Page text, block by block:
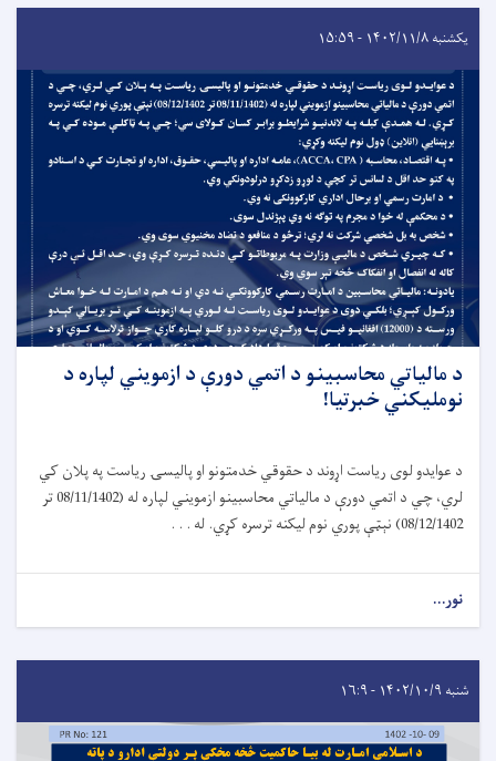
یکشنبه ۱۴۰۲/۱۱/۸ - ۱۵:۵۹
د مالياتي محاسبينو د اتمي دورې د ازمويني لپاره د
نومليکني خبرتیا!
د عوایدو لوی ریاست اړوند د حقوقي خدمتونو او پالیسۍ ریاست په پلان کي
لري، چي د اتمي دورې د مالیاتي محاسبینو ازمویني لپاره له (08/11/1402 تر
08/12/1402) نېټې پوري نوم لیکنه ترسره کړي. له . . .
نور...
شنبه ۱۴۰۲/۱۰/۹ - ۱۶:۹